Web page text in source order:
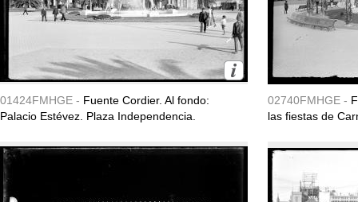
01424FMHGE - Fuente Cordier. Al fondo:
Palacio Estévez. Plaza Independencia.
02740FMHGE -
las fiestas de